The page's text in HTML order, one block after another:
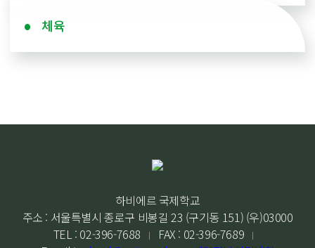
체육
하비에르 국제학교
주소 : 서울특별시 종로구 비봉길 23 (구기동 151) (우)03000
TEL : 02-396-7688
FAX : 02-396-7689